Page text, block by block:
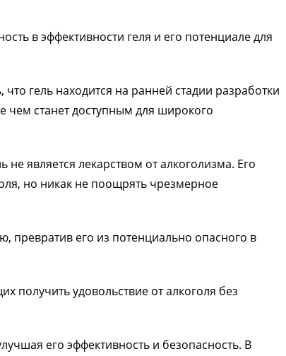
в эффективности геля и его потенциале для
гель находится на ранней стадии разработки
чем станет доступным для широкого
является лекарством от алкоголизма. Его
но никак не поощрять чрезмерное
превратив его из потенциально опасного в
удовольствие от алкоголя без
его эффективность и безопасность. В